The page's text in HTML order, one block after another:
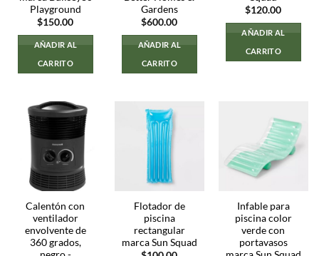
Playground
$150.00
AÑADIR AL
CARRITO
Gardens
$600.00
AÑADIR AL
CARRITO
$120.00
AÑADIR AL
CARRITO
Calentón con
ventilador
envolvente de
360 ​​grados,
Flotador de
piscina
rectangular
marca Sun Squad
Infable para
piscina color
verde con
portavasos